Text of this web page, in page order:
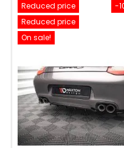
-
Reduced price
Reduced price
On sale!